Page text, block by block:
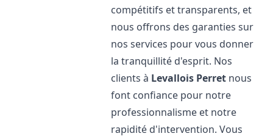
compétitifs et transparents, et
nous offrons des garanties sur
nos services pour vous donner
la tranquillité d'esprit. Nos
clients à Levallois Perret nous
font confiance pour notre
professionnalisme et notre
rapidité d'intervention. Vous